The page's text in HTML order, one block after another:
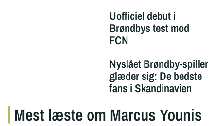
Uofficiel debut i
Brøndbys test mod
FCN
Nyslået Brøndby-spiller
glæder sig: De bedste
fans i Skandinavien
Mest læste om Marcus Younis